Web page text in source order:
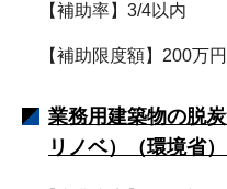
【補助率】3/4以内
【補助限度額】200万円
業務用建築物の脱
リノベ）（環境省